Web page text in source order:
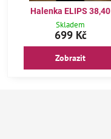
Halenka ELIPS 38,40
Skladem
699 Kč
Zobrazit